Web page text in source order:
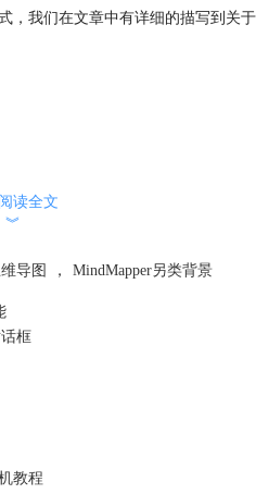
，我们在文章中有详细的描写到关于
读全文
︾
导图 ， MindMapper另类背景
框
教程